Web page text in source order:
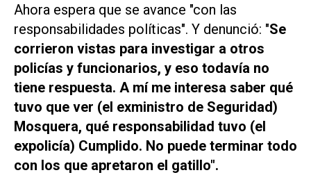
Ahora espera que se avance "con las
responsabilidades políticas". Y denunció: "Se
corrieron vistas para investigar a otros
policías y funcionarios, y eso todavía no
tiene respuesta. A mí me interesa saber qué
tuvo que ver (el exministro de Seguridad)
Mosquera, qué responsabilidad tuvo (el
expolicía) Cumplido. No puede terminar todo
con los que apretaron el gatillo".